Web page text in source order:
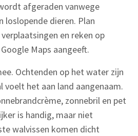
afgeraden vanwege
loslopende dieren. Plan
en reken op
Maps aangeeft.
Ochtenden op het water zijn
voelt het aan land aangenaam.
zonnebril en pet
is handig, maar niet
walvissen komen dicht